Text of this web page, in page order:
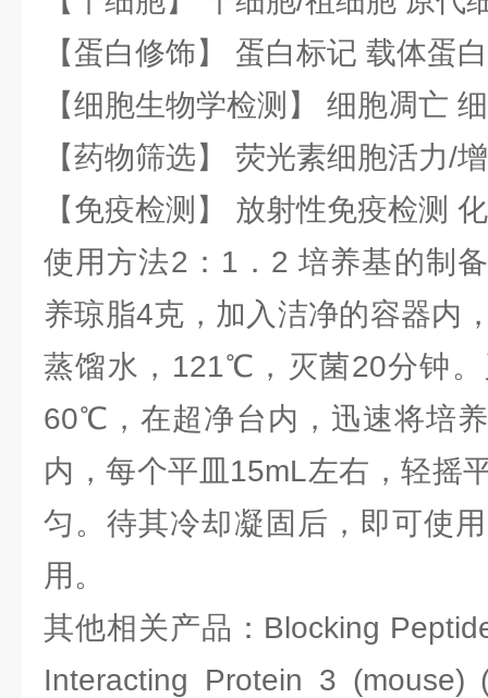
【蛋白修饰】 蛋白标记 载体蛋
【细胞生物学检测】 细胞凋亡
【药物筛选】 荧光素细胞活力/
【免疫检测】 放射性免疫检测
使用方法2：1．2 培养基的制
养琼脂4克，加入洁净的容器内
蒸馏水，121℃，灭菌20分钟
60℃，在超净台内，迅速将培
内，每个平皿15mL左右，轻摇
匀。待其冷却凝固后，即可使
用。
其他相关产品：Blocking
Interacting Protein 3 (mouse)